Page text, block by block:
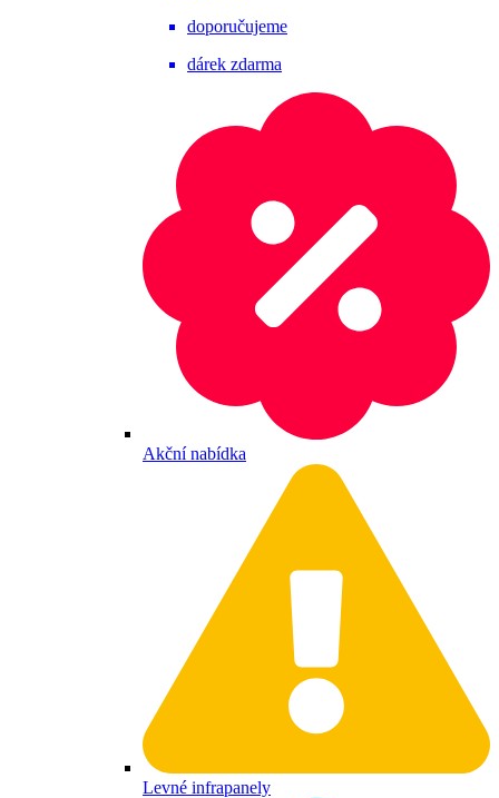
doporučujeme
dárek zdarma
Akční nabídka
Levné infrapanely